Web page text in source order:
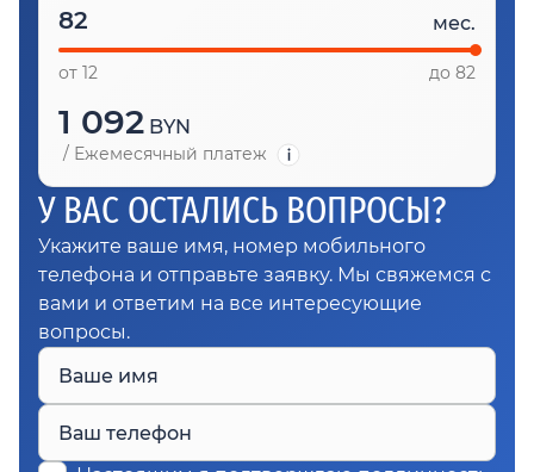
мес.
от 12 до 82
1 092 BYN
/ Ежемесячный платеж
У ВАС ОСТАЛИСЬ ВОПРОСЫ?
Укажите ваше имя, номер мобильного
телефона и отправьте заявку. Мы свяжемся с
вами и ответим на все интересующие
вопросы.
Ваше имя
Ваш телефон